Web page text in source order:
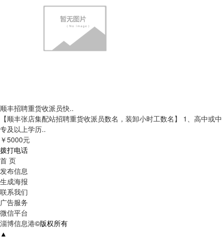
顺丰招聘重货收派员快..
【顺丰张店集配站招聘重货收派员数名，装卸小时工数名】 1、高中或中
专及以上学历..
￥5000元
拨打电话
首 页
发布信息
生成海报
联系我们
广告服务
微信平台
淄博信息港©版权所有
▲